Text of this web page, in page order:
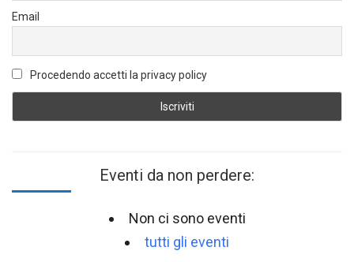
Email
Procedendo accetti la privacy policy
Eventi da non perdere:
Non ci sono eventi
tutti gli eventi